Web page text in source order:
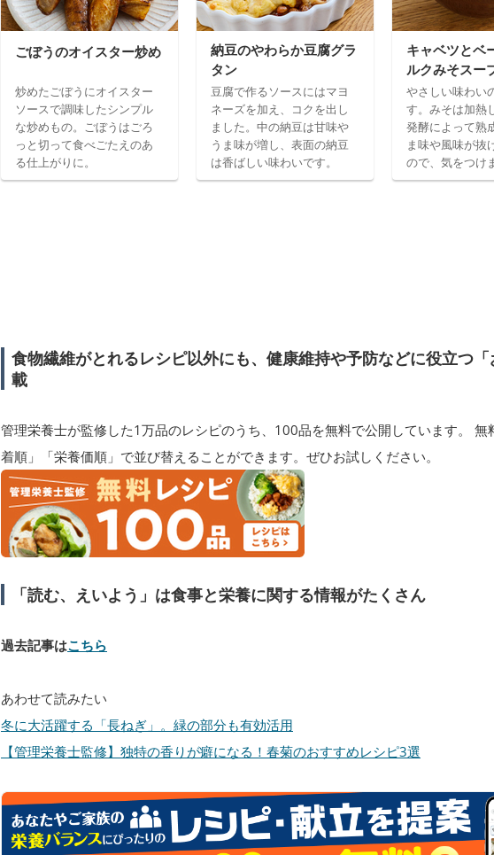
ごぼうのオイスター炒め
炒めたごぼうにオイスター
ソースで調味したシンプル
な炒めもの。ごぼうはごろ
っと切って食べごたえのあ
る仕上がりに。
納豆のやわらか豆腐グラ
タン
豆腐で作るソースにはマヨ
ネーズを加え、コクを出し
ました。中の納豆は甘味や
うま味が増し、表面の納豆
は香ばしい味わいです。
キャベツとベ
ルクみそスー
やさしい味わい
す。みそは加熱
発酵によって熟
ま味や風味が抜
ので、気をつけ
食物繊維がとれるレシピ以外にも、健康維持や予防などに役立つ
載
管理栄養士が監修した1万品のレシピのうち、100品を無料で公開しています。 無
着順」「栄養価順」で並び替えることができます。ぜひお試しください。
「読む、えいよう」は食事と栄養に関する情報がたくさん
過去記事はこちら
あわせて読みたい
冬に大活躍する「長ねぎ」。緑の部分も有効活用
【管理栄養士監修】独特の香りが癖になる！春菊のおすすめレシピ3選